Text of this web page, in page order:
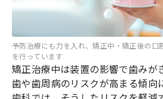
予防治療にも力を入れ、矯正中・矯正後の口
を行っています
矯正治療中は装置の影響で歯みが
歯や歯周病のリスクが高まる傾向